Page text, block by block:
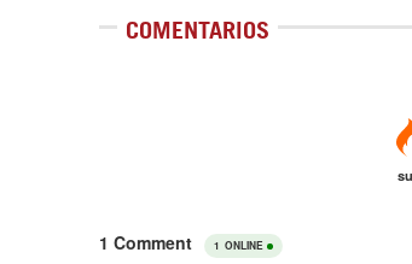
COMENTARIOS